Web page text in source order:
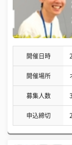
開催日時
開催場所
募集人数
申込締切